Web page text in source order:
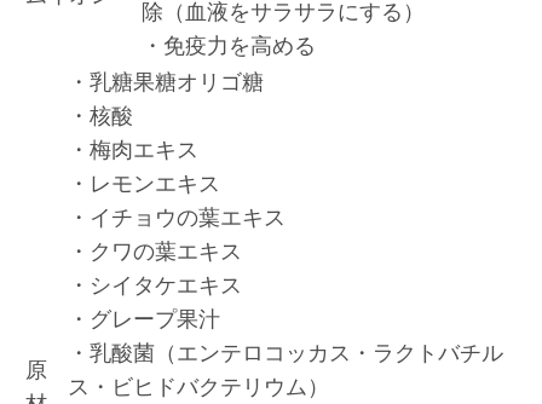
除（血液をサラサラにする）
・免疫力を高める
原
・乳糖果糖オリゴ糖
・核酸
・梅肉エキス
・レモンエキス
・イチョウの葉エキス
・クワの葉エキス
・シイタケエキス
・グレープ果汁
・乳酸菌（エンテロコッカス・ラクトバチル
ス・ビヒドバクテリウム）